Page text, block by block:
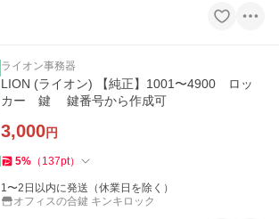
ライオン事務器
LION (ライオン) 【純正】1001〜4900 ロッ
カー 鍵 鍵番号から作成可
3,000円
5% （ 137pt）
1〜2日以内に発送（休業日を除く）
オフィスの合鍵 キンキロック